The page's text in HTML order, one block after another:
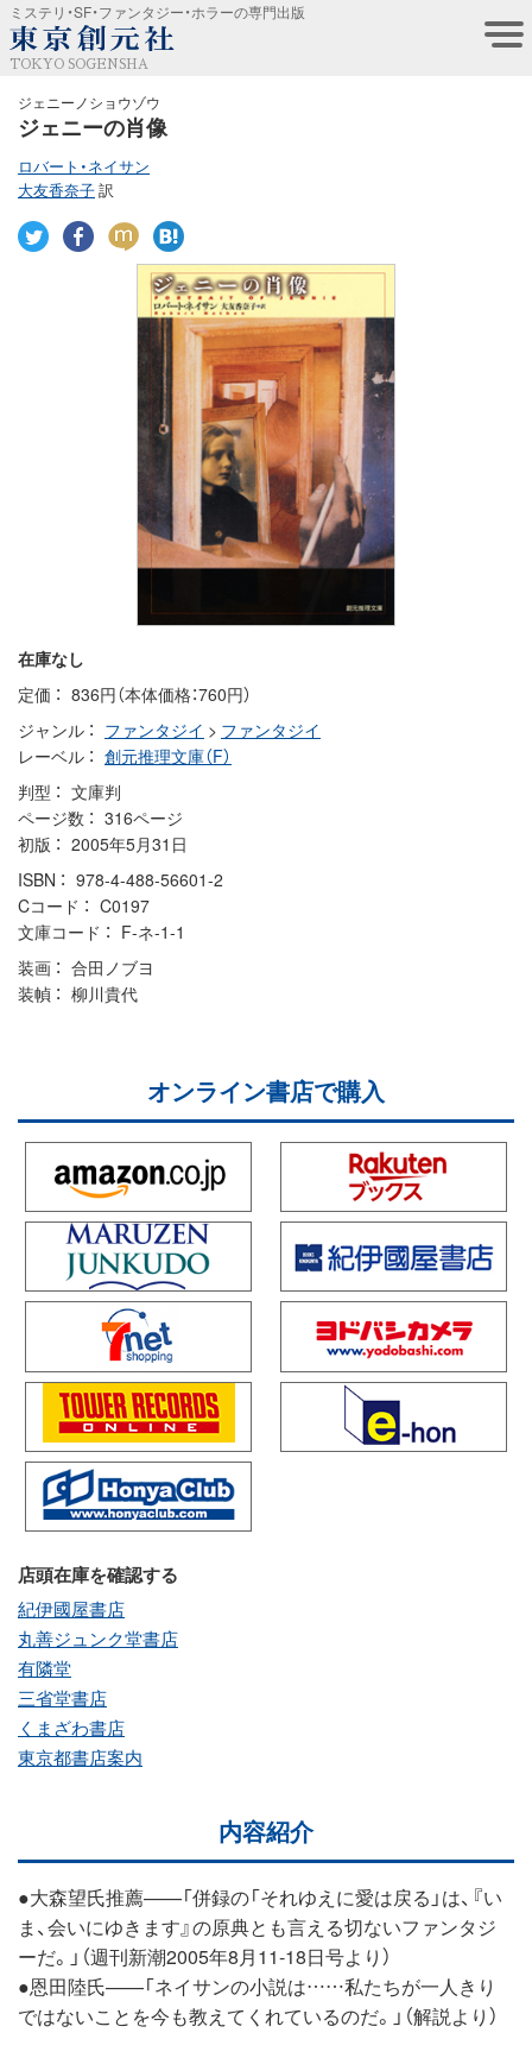
ミステリ・SF・ファンタジー・ホラーの専門出版
TOKYO SOGENSHA
ジェニーノショウゾウ
ジェニーの肖像
ロバート・ネイサン
大友香奈子訳
在庫なし
定価
836円（本体価格：760円）
ジャンル
ファンタジイ > ファンタジイ
レーベル
創元推理文庫（F）
判型
文庫判
ページ数
316ページ
初版
2005年5月31日
ISBN
978-4-488-56601-2
Cコード
C0197
文庫コード
F-ネ-1-1
装画
合田ノブヨ
装幀
柳川貴代
オンライン書店で購入
店頭在庫を確認する
紀伊國屋書店
丸善ジュンク堂書店
有隣堂
三省堂書店
くまざわ書店
東京都書店案内
内容紹介
●大森望氏推薦——「併録の「それゆえに愛は戻る」は、『い
ま、会いにゆきます』の原典とも言える切ないファンタジ
ーだ。」（週刊新潮2005年8月11-18日号より）
●恩田陸氏——「ネイサンの小説は……私たちが一人きり
ではないことを今も教えてくれているのだ。」（解説より）